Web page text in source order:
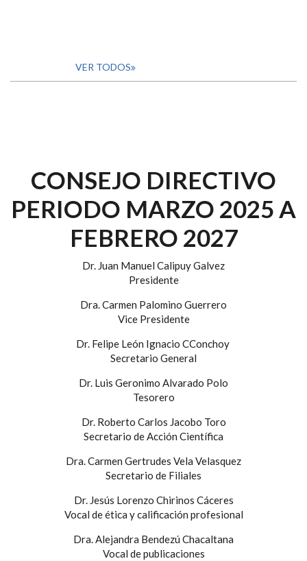
VER TODOS
CONSEJO DIRECTIVO
PERIODO MARZO 2025 A
FEBRERO 2027
Dr. Juan Manuel Calipuy Galvez
Presidente
Dra. Carmen Palomino Guerrero
Vice Presidente
Dr. Felipe León Ignacio CConchoy
Secretario General
Dr. Luis Geronimo Alvarado Polo
Tesorero
Dr. Roberto Carlos Jacobo Toro
Secretario de Acción Científica
Dra. Carmen Gertrudes Vela Velasquez
Secretario de Filiales
Dr. Jesús Lorenzo Chirinos Cáceres
Vocal de ética y calificación profesional
Dra. Alejandra Bendezú Chacaltana
Vocal de publicaciones